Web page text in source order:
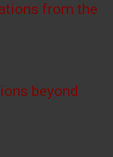
from the
beyond